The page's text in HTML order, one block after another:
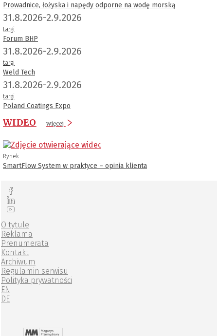
Prowadnice, łożyska i napędy odporne na wodę morską
31.8.2026-2.9.2026
targi
Forum BHP
31.8.2026-2.9.2026
targi
Weld Tech
31.8.2026-2.9.2026
targi
Poland Coatings Expo
WIDEO więcej
Rynek
SmartFlow System w praktyce – opinia klienta
O tytule
Reklama
Prenumerata
Kontakt
Archiwum
Regulamin serwisu
Polityka prywatności
EN
DE